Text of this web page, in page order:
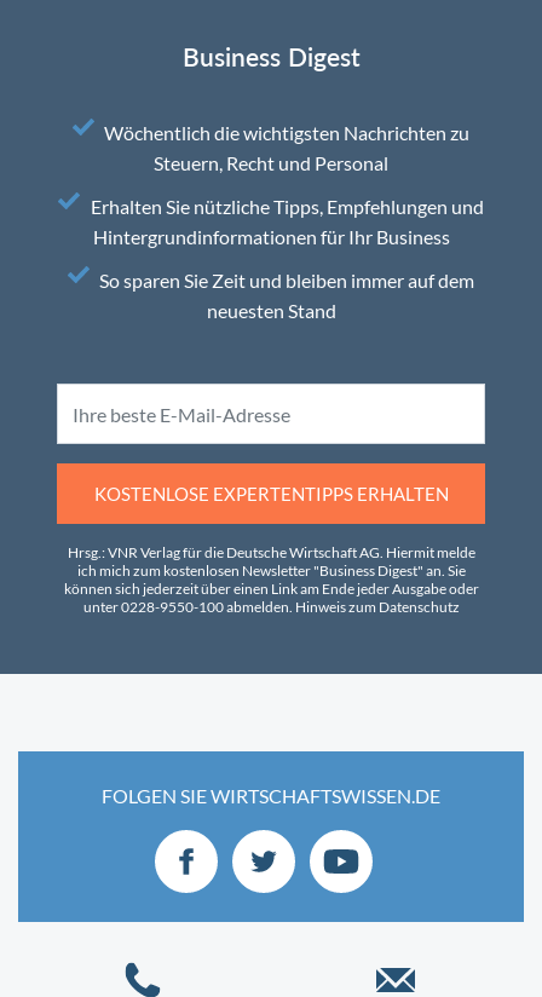
Business Digest
Wöchentlich die wichtigsten Nachrichten zu
Steuern, Recht und Personal
Erhalten Sie nützliche Tipps, Empfehlungen und
Hintergrundinformationen für Ihr Business
So sparen Sie Zeit und bleiben immer auf dem
neuesten Stand
KOSTENLOSE EXPERTENTIPPS ERHALTEN
Hrsg.: VNR Verlag für die Deutsche Wirtschaft AG. Hiermit melde
ich mich zum kostenlosen Newsletter "Business Digest" an. Sie
können sich jederzeit über einen Link am Ende jeder Ausgabe oder
unter 0228-9550-100 abmelden. Hinweis zum Datenschutz
FOLGEN SIE WIRTSCHAFTSWISSEN.DE